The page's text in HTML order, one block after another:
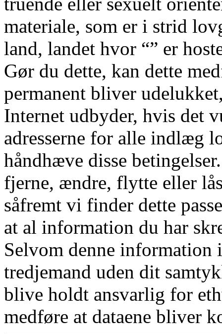
materiale, som er i strid
land, landet hvor “” er
Gør du dette, kan dette
permanent bliver
Internet udbyder, hvis det
adresserne for alle indlæg
håndhæve disse
fjerne, ændre, flytte eller
såfremt vi finder dette
at al information du har
Selvom denne
tredjemand uden dit
blive holdt ansvarlig for
medføre at dataene bliver